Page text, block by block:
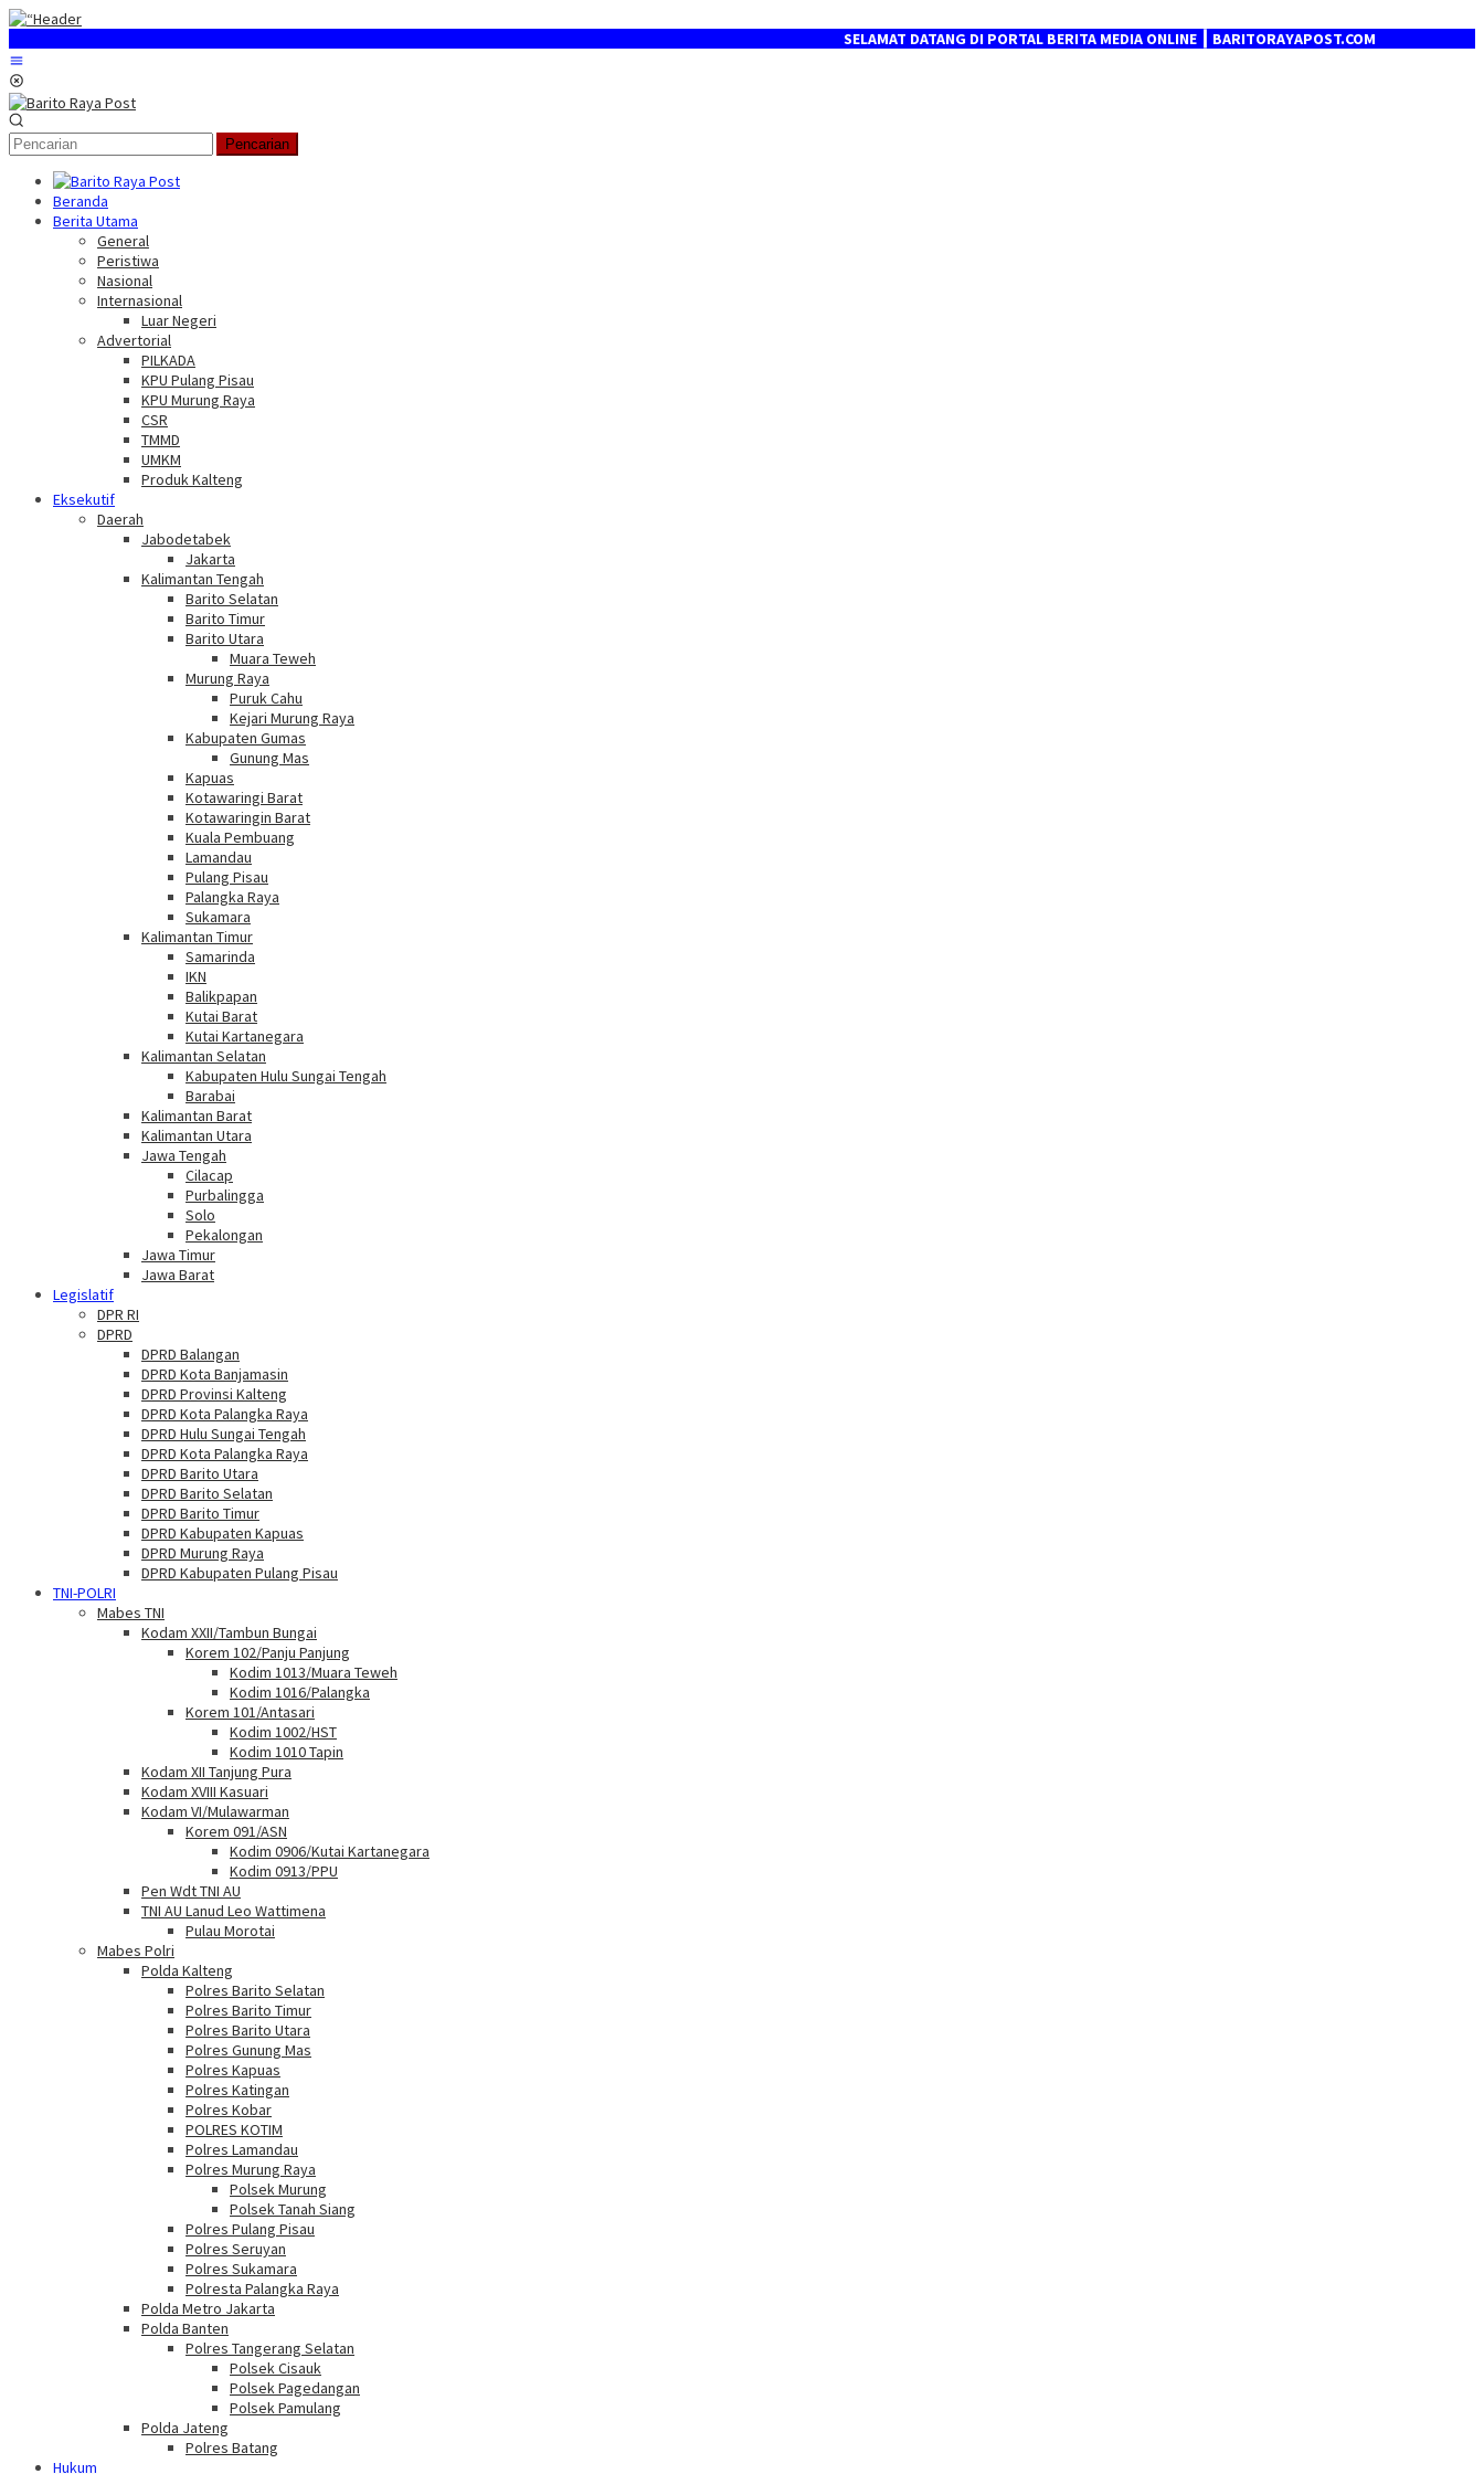
Loncat
konten
SELAMAT DATANG DI PORTAL BERITA MEDIA ONLINE ┃ BARITORAYAPOST.COM
Pencarian
Beranda
Berita Utama
General
Peristiwa
Nasional
Internasional
Luar Negeri
Advertorial
PILKADA
KPU Pulang Pisau
KPU Murung Raya
CSR
TMMD
UMKM
Produk Kalteng
Eksekutif
Daerah
Jabodetabek
Jakarta
Kalimantan Tengah
Barito Selatan
Barito Timur
Barito Utara
Muara Teweh
Murung Raya
Puruk Cahu
Kejari Murung Raya
Kabupaten Gumas
Gunung Mas
Kapuas
Kotawaringi Barat
Kotawaringin Barat
Kuala Pembuang
Lamandau
Pulang Pisau
Palangka Raya
Sukamara
Kalimantan Timur
Samarinda
IKN
Balikpapan
Kutai Barat
Kutai Kartanegara
Kalimantan Selatan
Kabupaten Hulu Sungai Tengah
Barabai
Kalimantan Barat
Kalimantan Utara
Jawa Tengah
Cilacap
Purbalingga
Solo
Pekalongan
Jawa Timur
Jawa Barat
Legislatif
DPR RI
DPRD
DPRD Balangan
DPRD Kota Banjamasin
DPRD Provinsi Kalteng
DPRD Kota Palangka Raya
DPRD Hulu Sungai Tengah
DPRD Kota Palangka Raya
DPRD Barito Utara
DPRD Barito Selatan
DPRD Barito Timur
DPRD Kabupaten Kapuas
DPRD Murung Raya
DPRD Kabupaten Pulang Pisau
TNI-POLRI
Mabes TNI
Kodam XXII/Tambun Bungai
Korem 102/Panju Panjung
Kodim 1013/Muara Teweh
Kodim 1016/Palangka
Korem 101/Antasari
Kodim 1002/HST
Kodim 1010 Tapin
Kodam XII Tanjung Pura
Kodam XVIII Kasuari
Kodam VI/Mulawarman
Korem 091/ASN
Kodim 0906/Kutai Kartanegara
Kodim 0913/PPU
Pen Wdt TNI AU
TNI AU Lanud Leo Wattimena
Pulau Morotai
Mabes Polri
Polda Kalteng
Polres Barito Selatan
Polres Barito Timur
Polres Barito Utara
Polres Gunung Mas
Polres Kapuas
Polres Katingan
Polres Kobar
POLRES KOTIM
Polres Lamandau
Polres Murung Raya
Polsek Murung
Polsek Tanah Siang
Polres Pulang Pisau
Polres Seruyan
Polres Sukamara
Polresta Palangka Raya
Polda Metro Jakarta
Polda Banten
Polres Tangerang Selatan
Polsek Cisauk
Polsek Pagedangan
Polsek Pamulang
Polda Jateng
Polres Batang
Hukum